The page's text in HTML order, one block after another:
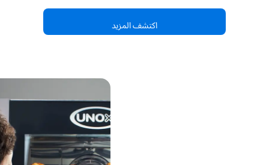
اكتشف المزيد